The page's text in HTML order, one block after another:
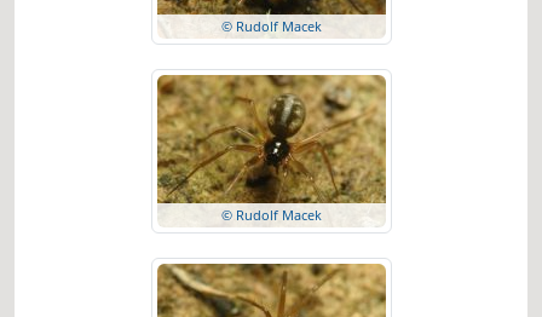
© Rudolf Macek
© Rudolf Macek